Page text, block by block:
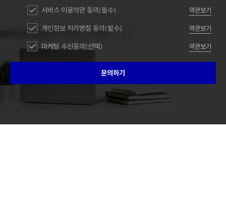
서비스 이용약관 동의(필수) 약관보기
개인정보 처리방침 동의(필수) 약관보기
마케팅 수신동의(선택) 약관보기
문의하기